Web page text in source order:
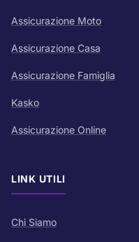
Assicurazione Moto
Assicurazione Casa
Assicurazione Famiglia
Kasko
Assicurazione Online
LINK UTILI
Chi Siamo